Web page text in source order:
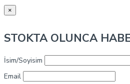
×
STOKTA OLUNCA
İsim/Soyisim
Email